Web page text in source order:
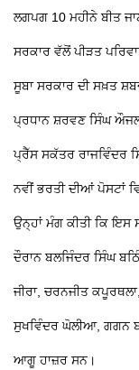
ਲਗਪਗ 10 ਮਹੀਨੇ ਬੀਤ
ਸਰਕਾਰ ਵੱਲੋਂ ਪੀੜਤ
ਸੂਬਾ ਸਰਕਾਰ ਦੀ ਸਖ਼ਤ
ਪ੍ਰਧਾਨ ਸ਼ਰਵਣ ਸਿੰਘ
ਪ੍ਰੈੱਸ ਸਕੱਤਰ ਰਾਜਵਿੰਦਰ
ਨਵੀਂ ਭਰਤੀ ਦੀਆਂ ਪੋਸਟਾਂ
ਉਨ੍ਹਾਂ ਮੰਗ ਕੀਤੀ ਕਿ ਇਸ
ਦੌਰਾਨ ਬਲਜਿੰਦਰ ਸਿੰਘ
ਜੀਰਾ, ਚਰਨਜੀਤ
ਸੁਖਵਿੰਦਰ ਘੋਲੀਆ, ਗਗਨ
ਆਗੂ ਹਾਜ਼ਰ ਸਨ।